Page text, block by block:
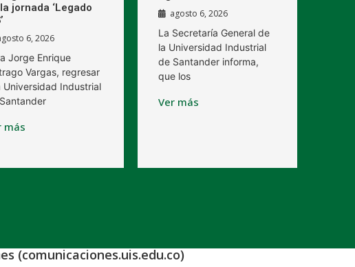
jornada ‘Legado
6, 2026
Jorge Enrique
Vargas, regresar
Universidad Industrial
más
agosto 6, 2026
La Secretaría General de
la Universidad Industrial
de Santander informa,
que los
Ver más
(comunicaciones.uis.edu.co)